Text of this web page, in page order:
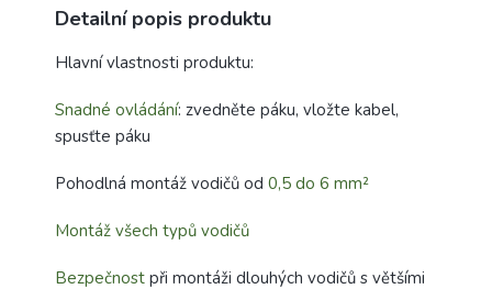
Detailní popis produktu
Hlavní vlastnosti produktu:
Snadné ovládání: zvedněte páku, vložte kabel,
spusťte páku
Pohodlná montáž vodičů od 0,5 do 6 mm²
Montáž všech typů vodičů
Bezpečnost při montáži dlouhých vodičů s většími